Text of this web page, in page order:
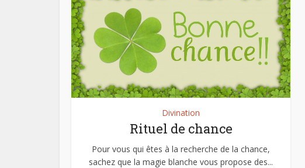
Divination
Rituel de chance
Pour vous qui êtes à la recherche de la chance,
sachez que la magie blanche vous propose des...